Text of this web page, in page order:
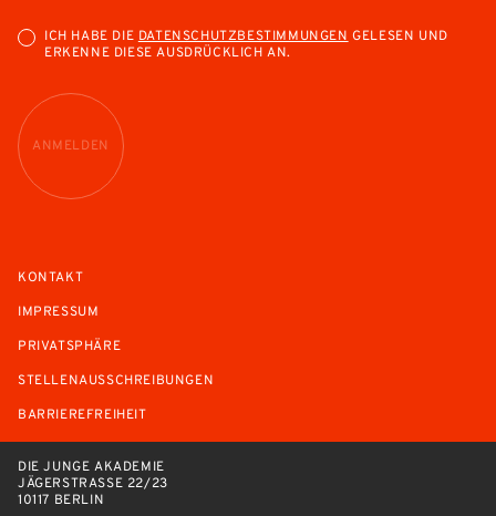
ICH HABE DIEDATENSCHUTZBESTIMMUNGENGELESEN UND
ERKENNE DIESE AUSDRÜCKLICH AN.
ANMELDEN
KONTAKT
IMPRESSUM
PRIVATSPHÄRE
STELLENAUSSCHREIBUNGEN
BARRIEREFREIHEIT
DIE JUNGE AKADEMIE
JÄGERSTRASSE 22/23
10117 BERLIN